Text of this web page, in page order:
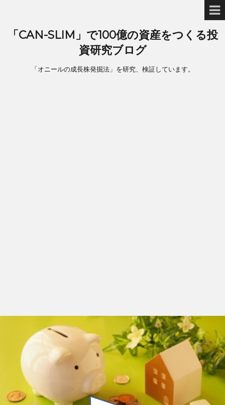
「CAN-SLIM」で100億の資産をつくる投
資研究ブログ
「オニールの成長株発掘法」を研究、検証しています。